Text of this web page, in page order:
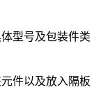
型号及包装件类
件以及放入隔板